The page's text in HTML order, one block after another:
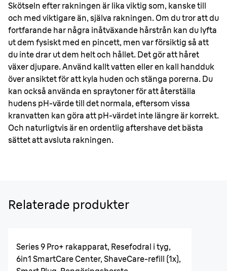
Skötseln efter rakningen är lika viktig som, kanske till
och med viktigare än, själva rakningen. Om du tror att du
fortfarande har några inåtväxande hårstrån kan du lyfta
ut dem fysiskt med en pincett, men var försiktig så att
du inte drar ut dem helt och hållet. Det gör att håret
växer djupare. Använd kallt vatten eller en kall handduk
över ansiktet för att kyla huden och stänga porerna. Du
kan också använda en spraytoner för att återställa
hudens pH-värde till det normala, eftersom vissa
kranvatten kan göra att pH-värdet inte längre är korrekt.
Och naturligtvis är en ordentlig aftershave det bästa
sättet att avsluta rakningen.
Relaterade produkter
Series 9 Pro+ rakapparat, Resefodral i tyg,
6in1 SmartCare Center, ShaveCare-refill (1x),